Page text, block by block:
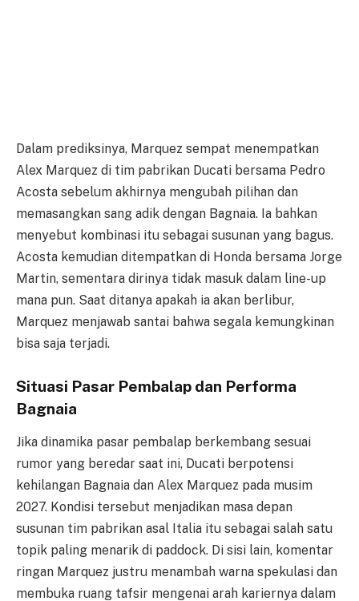
Dalam prediksinya, Marquez sempat menempatkan
Alex Marquez di tim pabrikan Ducati bersama Pedro
Acosta sebelum akhirnya mengubah pilihan dan
memasangkan sang adik dengan Bagnaia. Ia bahkan
menyebut kombinasi itu sebagai susunan yang bagus.
Acosta kemudian ditempatkan di Honda bersama Jorge
Martin, sementara dirinya tidak masuk dalam line-up
mana pun. Saat ditanya apakah ia akan berlibur,
Marquez menjawab santai bahwa segala kemungkinan
bisa saja terjadi.
Situasi Pasar Pembalap dan Performa
Bagnaia
Jika dinamika pasar pembalap berkembang sesuai
rumor yang beredar saat ini, Ducati berpotensi
kehilangan Bagnaia dan Alex Marquez pada musim
2027. Kondisi tersebut menjadikan masa depan
susunan tim pabrikan asal Italia itu sebagai salah satu
topik paling menarik di paddock. Di sisi lain, komentar
ringan Marquez justru menambah warna spekulasi dan
membuka ruang tafsir mengenai arah kariernya dalam